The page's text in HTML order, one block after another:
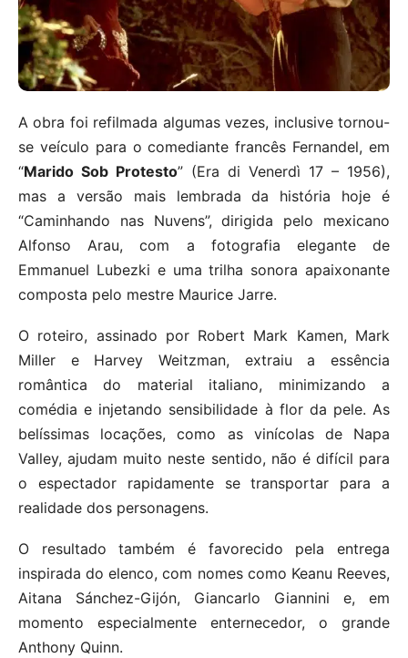
A obra foi refilmada algumas vezes, inclusive tornou-
se veículo para o comediante francês Fernandel, em
“Marido Sob Protesto” (Era di Venerdì 17 – 1956),
mas a versão mais lembrada da história hoje é
“Caminhando nas Nuvens”, dirigida pelo mexicano
Alfonso Arau, com a fotografia elegante de
Emmanuel Lubezki e uma trilha sonora apaixonante
composta pelo mestre Maurice Jarre.
O roteiro, assinado por Robert Mark Kamen, Mark
Miller e Harvey Weitzman, extraiu a essência
romântica do material italiano, minimizando a
comédia e injetando sensibilidade à flor da pele. As
belíssimas locações, como as vinícolas de Napa
Valley, ajudam muito neste sentido, não é difícil para
o espectador rapidamente se transportar para a
realidade dos personagens.
O resultado também é favorecido pela entrega
inspirada do elenco, com nomes como Keanu Reeves,
Aitana Sánchez-Gijón, Giancarlo Giannini e, em
momento especialmente enternecedor, o grande
Anthony Quinn.